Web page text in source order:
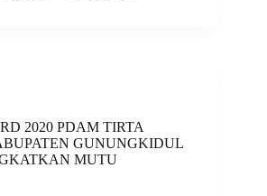
2020 PDAM TIRTA
GUNUNGKIDUL
MUTU